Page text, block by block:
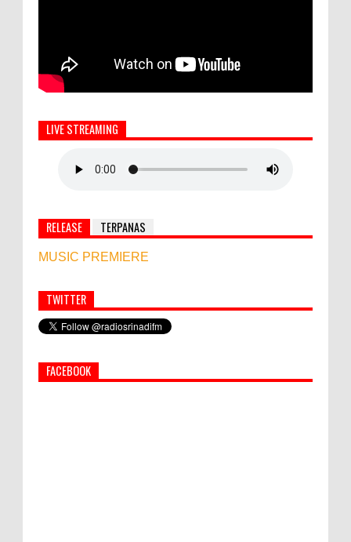
LIVE STREAMING
RELEASE TERPANAS
MUSIC PREMIERE
Simbol Persahabatan, RI Bangun Islamic Centre di
Afghanistan
PEMKAB KLUNGKUNG GELAR PASAR
TWITTER
FACEBOOK